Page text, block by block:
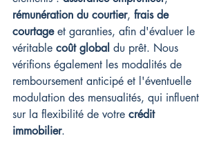
rémunération du courtier, frais de
courtage et garanties, afin d'évaluer le
véritable coût global du prêt. Nous
vérifions également les modalités de
remboursement anticipé et l'éventuelle
modulation des mensualités, qui influent
sur la flexibilité de votre crédit
immobilier.